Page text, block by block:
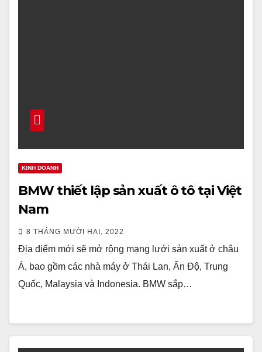
KINH DOANH
BMW thiết lập sản xuất ô tô tại Việt
Nam
8 THÁNG MƯỜI HAI, 2022
Địa điểm mới sẽ mở rộng mạng lưới sản xuất ở châu
Á, bao gồm các nhà máy ở Thái Lan, Ấn Độ, Trung
Quốc, Malaysia và Indonesia. BMW sắp…